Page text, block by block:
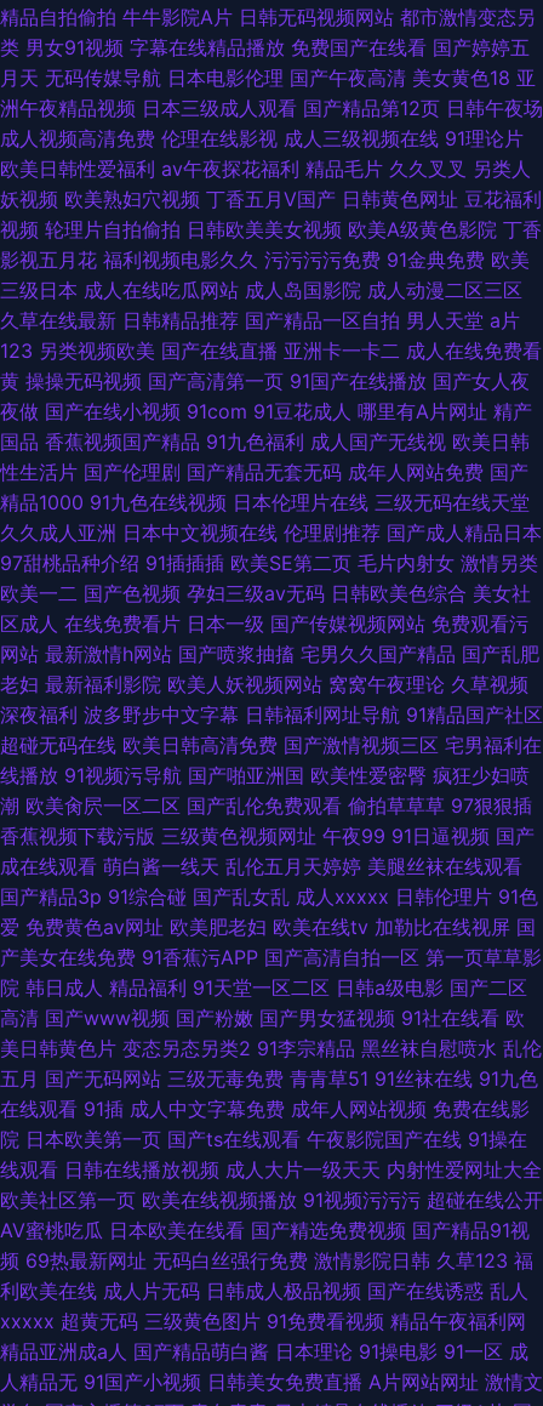
精品自拍偷拍 牛牛影院A片 日韩无码视频网站 都市激情变态另
类 男女91视频 字幕在线精品播放 免费国产在线看 国产婷婷五
月天 无码传媒导航 日本电影伦理 国产午夜高清 美女黄色18 亚
洲午夜精品视频 日本三级成人观看 国产精品第12页 日韩午夜场
成人视频高清免费 伦理在线影视 成人三级视频在线 91理论片
欧美日韩性爱福利 av午夜探花福利 精品毛片 久久叉叉 另类人
妖视频 欧美熟妇穴视频 丁香五月V国产 日韩黄色网址 豆花福利
视频 轮理片自拍偷拍 日韩欧美美女视频 欧美A级黄色影院 丁香
影视五月花 福利视频电影久久 污污污污免费 91金典免费 欧美
三级日本 成人在线吃瓜网站 成人岛国影院 成人动漫二区三区
久草在线最新 日韩精品推荐 国产精品一区自拍 男人天堂 a片
123 另类视频欧美 国产在线直播 亚洲卡一卡二 成人在线免费看
黄 操操无码视频 国产高清第一页 91国产在线播放 国产女人夜
夜做 国产在线小视频 91com 91豆花成人 哪里有A片网址 精产
国品 香蕉视频国产精品 91九色福利 成人国产无线视 欧美日韩
性生活片 国产伦理剧 国产精品无套无码 成年人网站免费 国产
精品1000 91九色在线视频 日本伦理片在线 三级无码在线天堂
久久成人亚洲 日本中文视频在线 伦理剧推荐 国产成人精品日本
97甜桃品种介绍 91插插插 欧美SE第二页 毛片内射女 激情另类
欧美一二 国产色视频 孕妇三级av无码 日韩欧美色综合 美女社
区成人 在线免费看片 日本一级 国产传媒视频网站 免费观看污
网站 最新激情h网站 国产喷浆抽搐 宅男久久国产精品 国产乱肥
老妇 最新福利影院 欧美人妖视频网站 窝窝午夜理论 久草视频
深夜福利 波多野步中文字幕 日韩福利网址导航 91精品国产社区
超碰无码在线 欧美日韩高清免费 国产激情视频三区 宅男福利在
线播放 91视频污导航 国产啪亚洲国 欧美性爱密臀 疯狂少妇喷
潮 欧美肏屄一区二区 国产乱伦免费观看 偷拍草草草 97狠狠插
香蕉视频下载污版 三级黄色视频网址 午夜99 91日逼视频 国产
成在线观看 萌白酱一线天 乱伦五月天婷婷 美腿丝袜在线观看
国产精品3p 91综合碰 国产乱女乱 成人xxxxx 日韩伦理片 91色
爱 免费黄色av网址 欧美肥老妇 欧美在线tv 加勒比在线视屏 国
产美女在线免费 91香蕉污APP 国产高清自拍一区 第一页草草影
院 韩日成人 精品福利 91天堂一区二区 日韩a级电影 国产二区
高清 国产www视频 国产粉嫩 国产男女猛视频 91社在线看 欧
美日韩黄色片 变态另态另类2 91李宗精品 黑丝袜自慰喷水 乱伦
五月 国产无码网站 三级无毒免费 青青草51 91丝袜在线 91九色
在线观看 91插 成人中文字幕免费 成年人网站视频 免费在线影
院 日本欧美第一页 国产ts在线观看 午夜影院国产在线 91操在
线观看 日韩在线播放视频 成人大片一级天天 内射性爱网址大全
欧美社区第一页 欧美在线视频播放 91视频污污污 超碰在线公开
AV蜜桃吃瓜 日本欧美在线看 国产精选免费视频 国产精品91视
频 69热最新网址 无码白丝强行免费 激情影院日韩 久草123 福
利欧美在线 成人片无码 日韩成人极品视频 国产在线诱惑 乱人
xxxxx 超黄无码 三级黄色图片 91免费看视频 精品午夜福利网
精品亚洲成a人 国产精品萌白酱 日本理论 91操电影 91一区 成
人精品无 91国产小视频 日韩美女免费直播 A片网站网址 激情文